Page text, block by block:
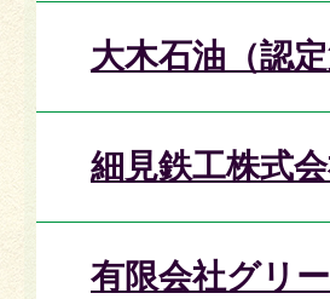
大木石油（認定
細見鉄工株式
有限会社グリ